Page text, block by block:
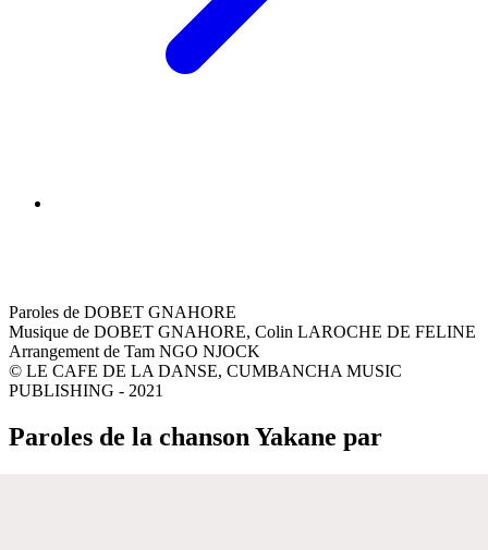
Paroles de DOBET GNAHORE
Musique de DOBET GNAHORE, Colin LAROCHE DE FELINE
Arrangement de Tam NGO NJOCK
© LE CAFE DE LA DANSE, CUMBANCHA MUSIC
PUBLISHING - 2021
Paroles de la chanson Yakane par